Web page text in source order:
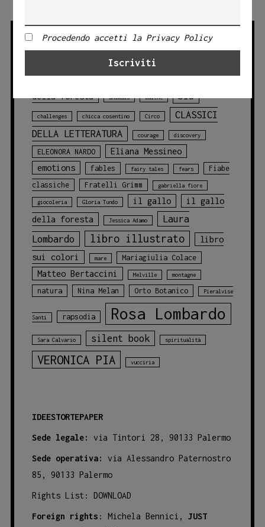
Feltrinelli
Palermo
Angelo Bruno animali animali
della foresta animals balene blu
challenges chicca cosentino Circo
CLASSICI
DELLA LETTERATURA
courage discovery
ELEONORA NARDO
Eliana Messineo
emotions
fables fairy tales fears
Fiabe
classiche
Fratelli Grimm gabriella fiore
giocoleria Gloria Tundo il gallo
il gallo
della foresta
Jessica Adamo
Laura
Lombardo
libro illustrato
libro
sui colori
mare Mariagiulia Colace
Matteo Bertaccini Melville montagne
natura Nina Melan Orto Botanico Pieralvise
Santi rapsodia Rosa Lombardo
Sara Calvario silent book spiritualità
VERONICA PIA vucciria
IDEESTORTEPAPER
Sede legale: via Tintori 28, 90133 Palermo
Sede operativa:
via Alessandro Paternostro
85, 90133 Palermo
Rights List: DOWNLOAD
Foreign rights : Michela Bennici, JUST
Procedendo accetti la Privacy Policy